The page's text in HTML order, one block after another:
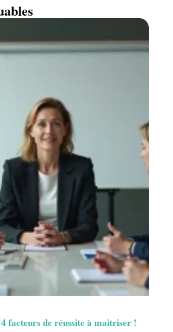
facteurs de réussite à maitriser !